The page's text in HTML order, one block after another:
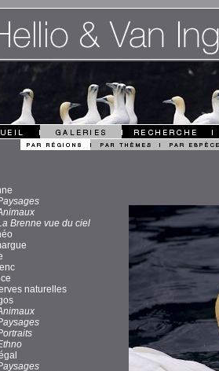
Brenne vue du ciel
naturelles